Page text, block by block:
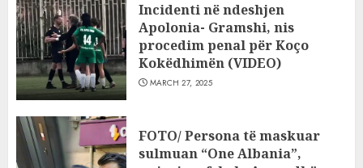
Incidenti në ndeshjen
Apolonia- Gramshi, nis
procedim penal për Koço
Kokëdhimën (VIDEO)
MARCH 27, 2025
FOTO/ Persona të maskuar
sulmuan “One Albania”,